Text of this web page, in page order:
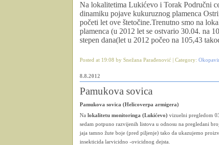
Na lokalitetima Lukićevo i Torak Područni
dinamiku pojave kukuruznog plamenca
početi let ove štetočine.Trenutno smo na
plamenca (u 2012 let se ostvario 30.04. na
stepen dana(let u 2012 počeo na 105,43
Posted at 19:08 by Snežana Parađenović | Category:
8.8.2012
Pamukova sovica
Pamukova sovica (Helicoverpa armigera)
Na lokalitetu monitoringa (Lukićevo) vizuelni pregledom
sedam potpuno razvijenih listova u odnosu na pregledani
jaja tamno žute boje (pred piljenje) tako da ukazujemo
insekticida larvicidno -ovicidnog dejsta.